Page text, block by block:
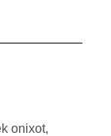
onixot,